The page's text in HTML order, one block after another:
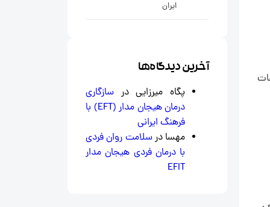
ایران
آخرین دیدگاه‌ها
پگاه میرزاییدر سازگاری
درمان هیجان‌ مدار (EFT) با
فرهنگ ایرانی
مهسا درسلامت روان فردی
با درمان فردی هیجان مدار
EFIT